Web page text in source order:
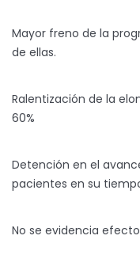
Mayor freno de la
de ellas.
Ralentización de la
60%
Detención en el
pacientes en su
No se evidencia